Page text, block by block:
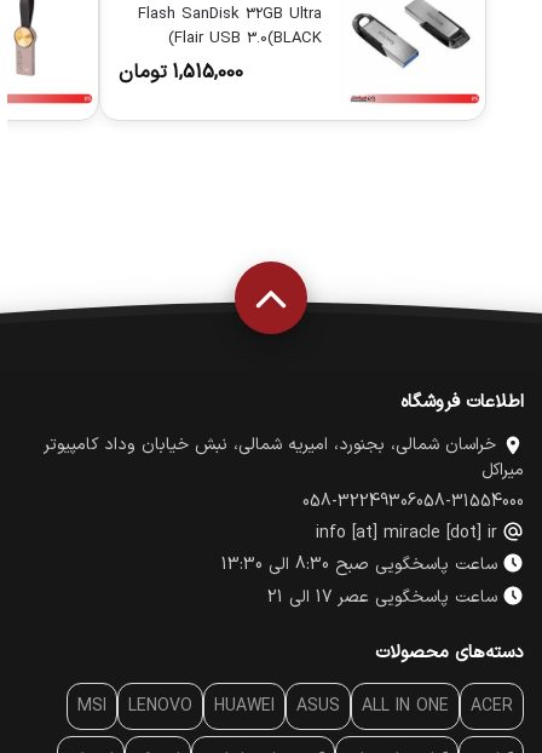
Flash SanDisk 32GB Ultra
Flair USB 3.0(BLACK)
1,515,000 تومان
اطلاعات فروشگاه
خراسان شمالی، بجنورد، امیریه شمالی، نبش خیابان وداد کامپیوتر
میراکل
058-31554000
058-32249306
info [at] miracle [dot] ir
ساعت پاسخگویی صبح 8:30 الی 13:30
ساعت پاسخگویی عصر 17 الی 21
دسته‌های محصولات
ACER
ALL IN ONE
ASUS
HUAWEI
LENOVO
MSI